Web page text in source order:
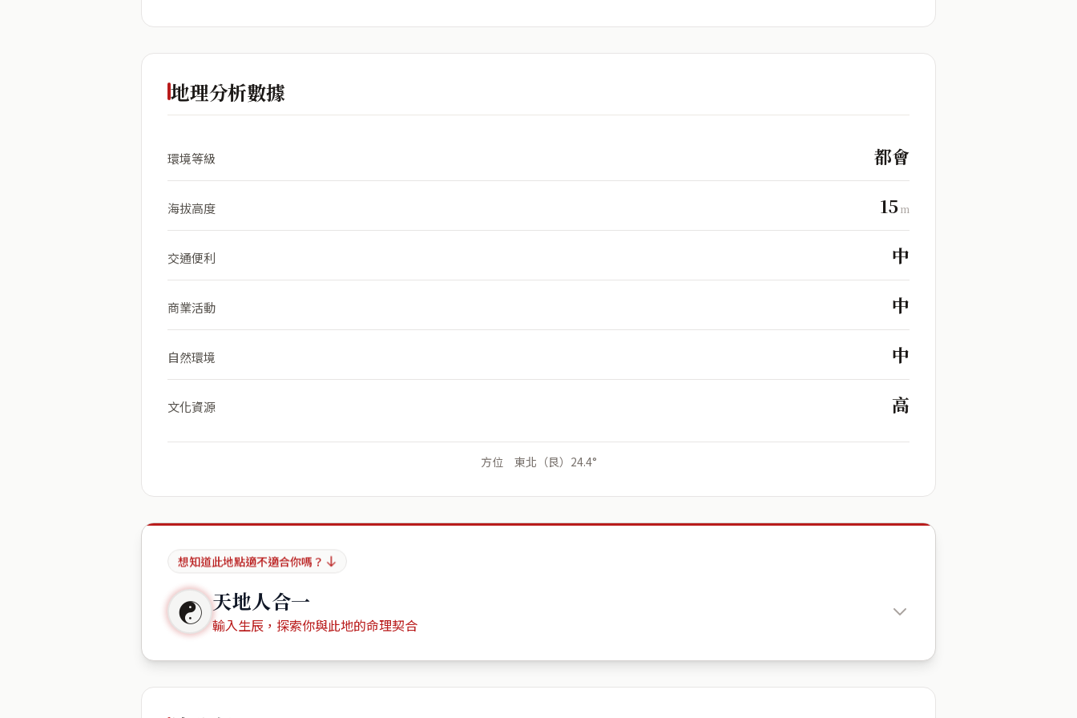
地理分析數據
環境等級 都會
海拔高度 15 m
交通便利 中
商業活動 中
自然環境 中
文化資源 高
方位 東北（艮）24.4°
想知道此地點適不適合你嗎？
☯ 天地人合一
輸入生辰，探索你與此地的命理契合